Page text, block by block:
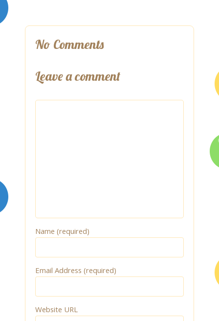
No Comments
Leave a comment
Name (required)
Email Address (required)
Website URL